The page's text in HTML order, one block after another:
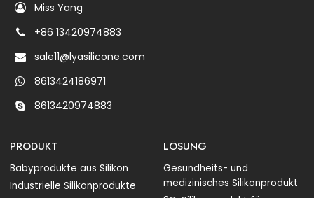
Miss Yang
+86 13420974883
sale11@lyasilicone.com
8613424186971
8613420974883
PRODUKT
Babyprodukte aus Silikon
Industrielle Silikonprodukte
LÖSUNG
Gesundheits- und
medizinisches Silikonprodukt